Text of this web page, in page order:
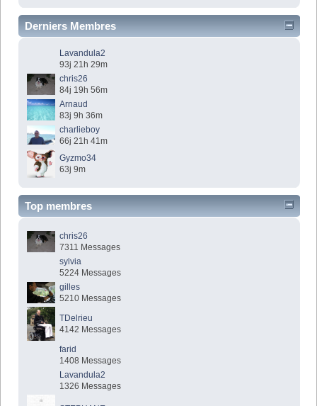
Derniers Membres
Lavandula2
93j 21h 29m
chris26
84j 19h 56m
Arnaud
83j 9h 36m
charlieboy
66j 21h 41m
Gyzmo34
63j 9m
Top membres
chris26
7311 Messages
sylvia
5224 Messages
gilles
5210 Messages
TDelrieu
4142 Messages
farid
1408 Messages
Lavandula2
1326 Messages